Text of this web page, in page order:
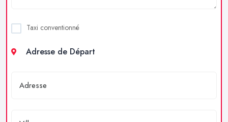
Taxi conventionné
Adresse de Départ